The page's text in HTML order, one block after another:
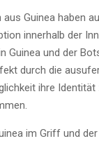
aus Guinea haben
innerhalb der
Guinea und der
durch die
ihre Identität
im Griff und